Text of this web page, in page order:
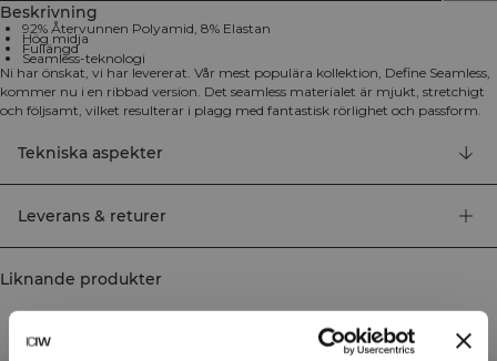
Beskrivning
92% Återvunnen Polyamid, 8% Elastan
Hög midja
Fullängd
Seamless-teknologi
Ni har önskat, vi har levererat. Vår mest populära kollektion, Define Seamless,
kommer nu i en ribbad version. Det seamless materialet är mjukt, stretchigt
och följsamt, vilket resulterar i plagg med fantastisk rörlighet och passform.
det perfekta valet för alla typer av träning. Det stretchiga och hållbara
materialet med four-way stretch ger optimal rörlighet under träningen. Den
höga midjan säkerställer en perfekt passform, och ICIW-loggan på framsidan
fullängdstights. 92% Återvunnen Nylon, 8% Elastan.
Tekniska aspekter
Leverans & returer
Liknande produkter